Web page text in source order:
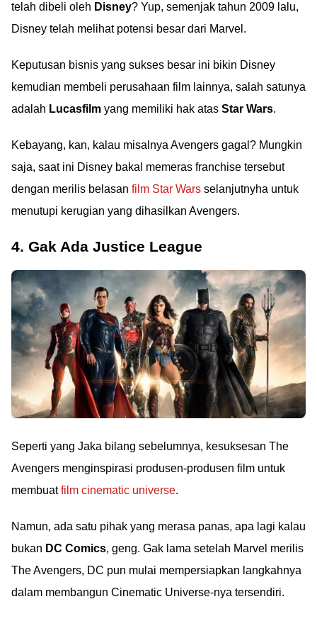
telah dibeli oleh Disney? Yup, semenjak tahun 2009 lalu,
Disney telah melihat potensi besar dari Marvel.
Keputusan bisnis yang sukses besar ini bikin Disney
kemudian membeli perusahaan film lainnya, salah satunya
adalah Lucasfilm yang memiliki hak atas Star Wars.
Kebayang, kan, kalau misalnya Avengers gagal? Mungkin
saja, saat ini Disney bakal memeras franchise tersebut
dengan merilis belasan film Star Wars selanjutnyha untuk
menutupi kerugian yang dihasilkan Avengers.
4. Gak Ada Justice League
Seperti yang Jaka bilang sebelumnya, kesuksesan The
Avengers menginspirasi produsen-produsen film untuk
membuatfilm cinematic universe.
Namun, ada satu pihak yang merasa panas, apa lagi kalau
bukan DC Comics, geng. Gak lama setelah Marvel merilis
The Avengers, DC pun mulai mempersiapkan langkahnya
dalam membangun Cinematic Universe-nya tersendiri.